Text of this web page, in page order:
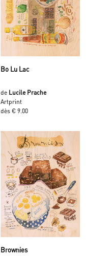
Bo Lu Lac
de Lucile Prache
Artprint
dès € 9.00
Brownies